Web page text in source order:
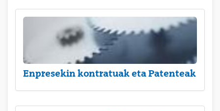
Enpresekin kontratuak eta Patenteak